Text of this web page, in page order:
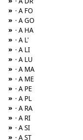
» · A FO
» · A GO
» · A HA
» · A L'
» · A LI
» · A LU
» · A MA
» · A ME
» · A PE
» · A PL
» · A RA
» · A RI
» · A SI
» · A ST